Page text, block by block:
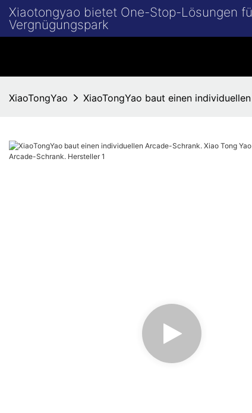
Xiaotongyao bietet One-Stop-Lösungen
Vergnügungspark
XiaoTongYao XiaoTongYao baut einen